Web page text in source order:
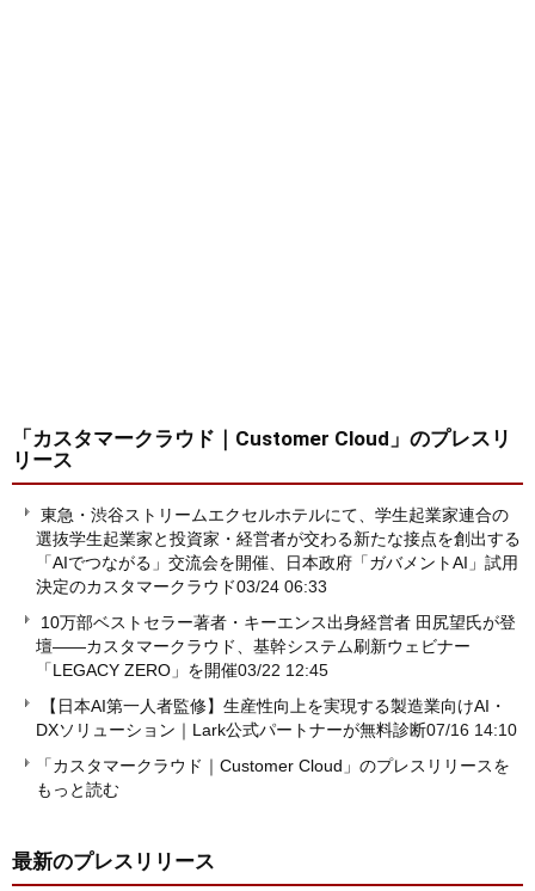
「カスタマークラウド｜Customer Cloud」 のプレスリ
リース
東急・渋谷ストリームエクセルホテルにて、学生起業家連合の
選抜学生起業家と投資家・経営者が交わる新たな接点を創出する
「AIでつながる」交流会を開催、日本政府「ガバメントAI」試用
決定のカスタマークラウド03/24 06:33
10万部ベストセラー著者・キーエンス出身経営者 田尻望氏が登
壇――カスタマークラウド、基幹システム刷新ウェビナー
「LEGACY ZERO」を開催03/22 12:45
【日本AI第一人者監修】生産性向上を実現する製造業向けAI・
DXソリューション｜Lark公式パートナーが無料診断07/16 14:10
「カスタマークラウド｜Customer Cloud」のプレスリリースを
もっと読む
最新のプレスリリース